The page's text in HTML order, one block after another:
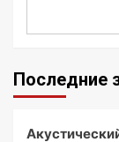
Последние